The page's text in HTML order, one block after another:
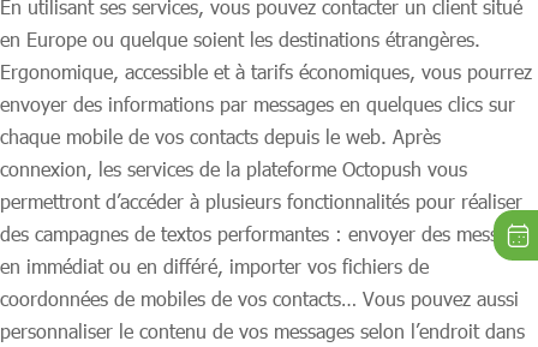
En utilisant ses services, vous pouvez contacter un client situé
en Europe ou quelque soient les destinations étrangères.
Ergonomique, accessible et à tarifs économiques, vous pourrez
envoyer des informations par messages en quelques clics sur
chaque mobile de vos contacts depuis le web. Après
connexion, les services de la plateforme Octopush vous
permettront d’accéder à plusieurs fonctionnalités pour réaliser
des campagnes de textos performantes : envoyer des messages
en immédiat ou en différé, importer vos fichiers de
coordonnées de mobiles de vos contacts… Vous pouvez aussi
personnaliser le contenu de vos messages selon l’endroit dans